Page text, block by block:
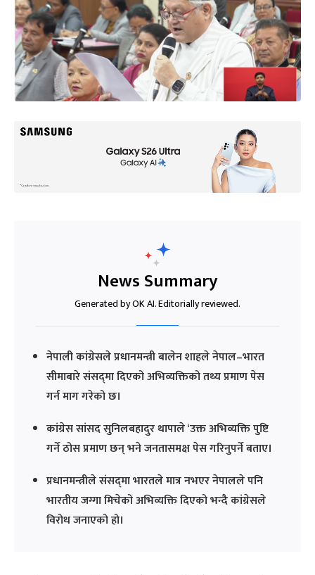
News Summary
Generated by OK AI. Editorially reviewed.
नेपाली कांग्रेसले प्रधानमन्त्री बालेन शाहले नेपाल–भारत
सीमाबारे संसद्‌मा दिएको अभिव्यक्तिको तथ्य प्रमाण पेस
गर्न माग गरेको छ।
कांग्रेस सांसद सुनिलबहादुर थापाले ‘उक्त अभिव्यक्ति पुष्टि
गर्ने ठोस प्रमाण छन् भने जनतासमक्ष पेस गरिनुपर्ने बताए।
प्रधानमन्त्रीले संसद्‌मा भारतले मात्र नभएर नेपालले पनि
भारतीय जग्गा मिचेको अभिव्यक्ति दिएको भन्दै कांग्रेसले
विरोध जनाएको हो।